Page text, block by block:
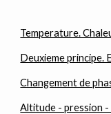
Temperature.
Deuxieme principe.
Changement de
Altitude - pression